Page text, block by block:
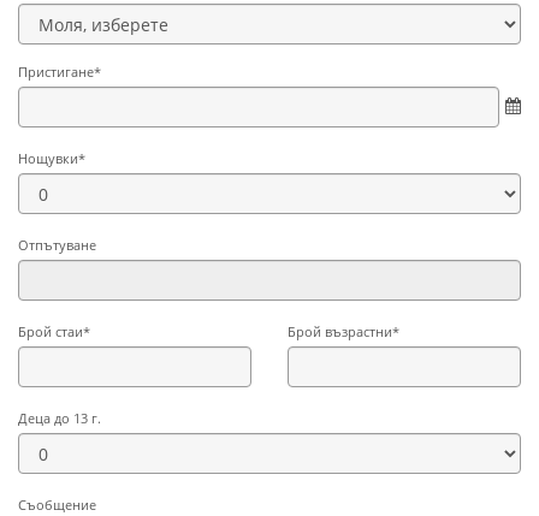
Пристигане*
Нощувки*
Отпътуване
Брой стаи* Брой възрастни*
Деца до 13 г.
Съобщение